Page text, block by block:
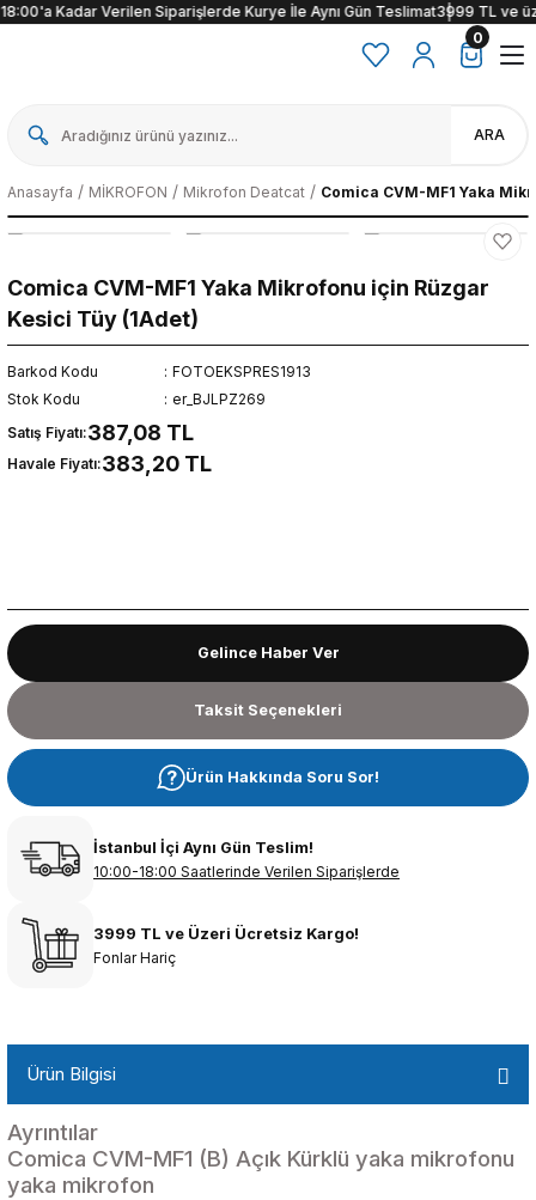
Kadar Verilen Siparişlerde Kurye İle Aynı Gün Teslimat3999 TL ve
ARA
0
Anasayfa MİKROFON Mikrofon Deatcat Comica CVM-MF1 Yaka
Comica CVM-MF1 Yaka Mikrofonu için Rüzgar
Kesici Tüy (1Adet)
Barkod Kodu
FOTOEKSPRES1913
Stok Kodu
er_BJLPZ269
Satış Fiyatı:387,08 TL
Havale Fiyatı:383,20 TL
Gelince Haber Ver
Taksit Seçenekleri
Ürün Hakkında Soru Sor!
İstanbul İçi Aynı Gün Teslim!
10:00-18:00 Saatlerinde Verilen Siparişlerde
3999 TL ve Üzeri Ücretsiz Kargo!
Fonlar Hariç
Ürün Bilgisi
Ayrıntılar
Comica CVM-MF1 (B) Açık Kürklü yaka mikrofonu
yaka mikrofon